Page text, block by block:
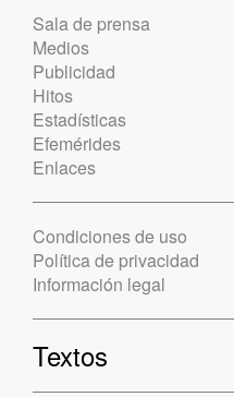
Sala de prensa
Medios
Publicidad
Hitos
Estadísticas
Efemérides
Enlaces
Condiciones de uso
Política de privacidad
Información legal
Textos